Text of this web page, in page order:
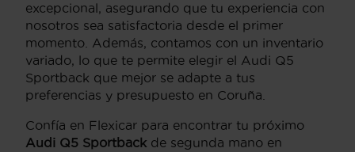
excepcional, asegurando que tu experiencia con
nosotros sea satisfactoria desde el primer
momento. Además, contamos con un inventario
variado, lo que te permite elegir el Audi Q5
Sportback que mejor se adapte a tus
preferencias y presupuesto en Coruña.
Confía en Flexicar para encontrar tu próximo
Audi Q5 Sportback de segunda mano en